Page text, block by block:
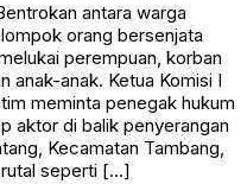
antara warga
orang bersenjata
perempuan, korban
anak-anak. Ketua Komisi I
meminta penegak hukum
aktor di balik penyerangan
Kecamatan Tambang,
seperti […]